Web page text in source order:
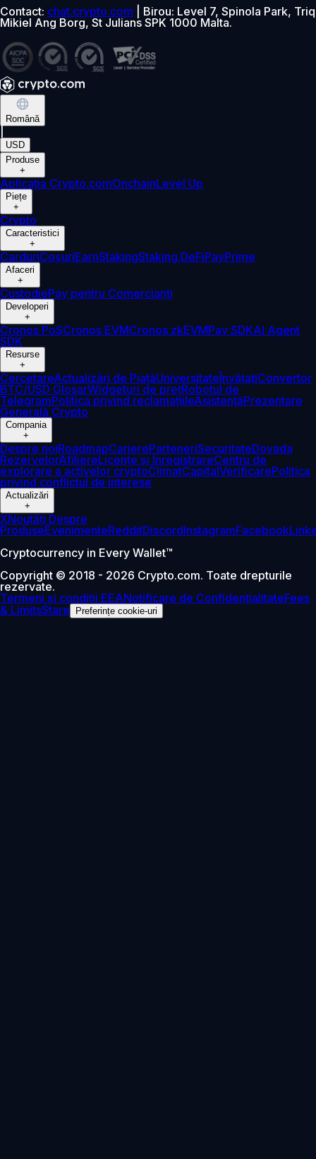
Contact: chat.crypto.com | Birou: Level 7, Spinola Park, Triq
Mikiel Ang Borg, St Julians SPK 1000 Malta.
Română
USD
Produse
+
Aplicația Crypto.comOnchainLevel Up
Piețe
+
Crypto
Caracteristici
+
CarduriCoșuriEarnStakingStaking DeFiPayPrime
Afaceri
+
CustodiePay pentru Comercianți
Developeri
+
Cronos PoSCronos EVMCronos zkEVMPay SDKAI Agent
SDK
Resurse
+
CercetareActualizări de PiațăUniversitateÎnvățațiConvertor
BTC/USD GlosarWidgeturi de prețRobotul de
TelegramPolitica privind reclamațiileAsistențăPrezentare
Generală Crypto
Compania
+
Despre noiRoadmapCariereParteneriSecuritateDovada
RezervelorAfiliereLicențe și ÎnregistrareCentru de
explorare a activelor cryptoClimatCapitalVerificarePolitica
privind conflictul de interese
Actualizări
+
XNoutăți Despre
ProduseEvenimenteRedditDiscordInstagramFacebook
Cryptocurrency in Every Wallet™
Copyright © 2018 - 2026 Crypto.com. Toate drepturile
rezervate.
Termeni și condiții EEANotificare de ConfidențialitateFees
& LimitsStare Preferințe cookie-uri